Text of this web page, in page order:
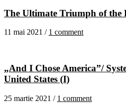
The Ultimate Triumph of the
11 mai 2021 / 1 comment
„And I Chose America”/
United States (I)
25 martie 2021 / 1 comment